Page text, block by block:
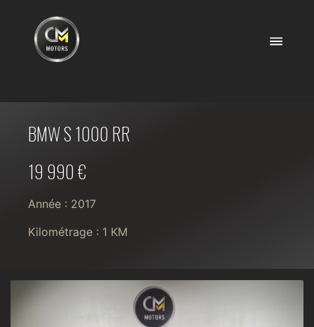
BMW S 1000 RR
19 990 €
Année : 2017
Kilométrage : 1 KM